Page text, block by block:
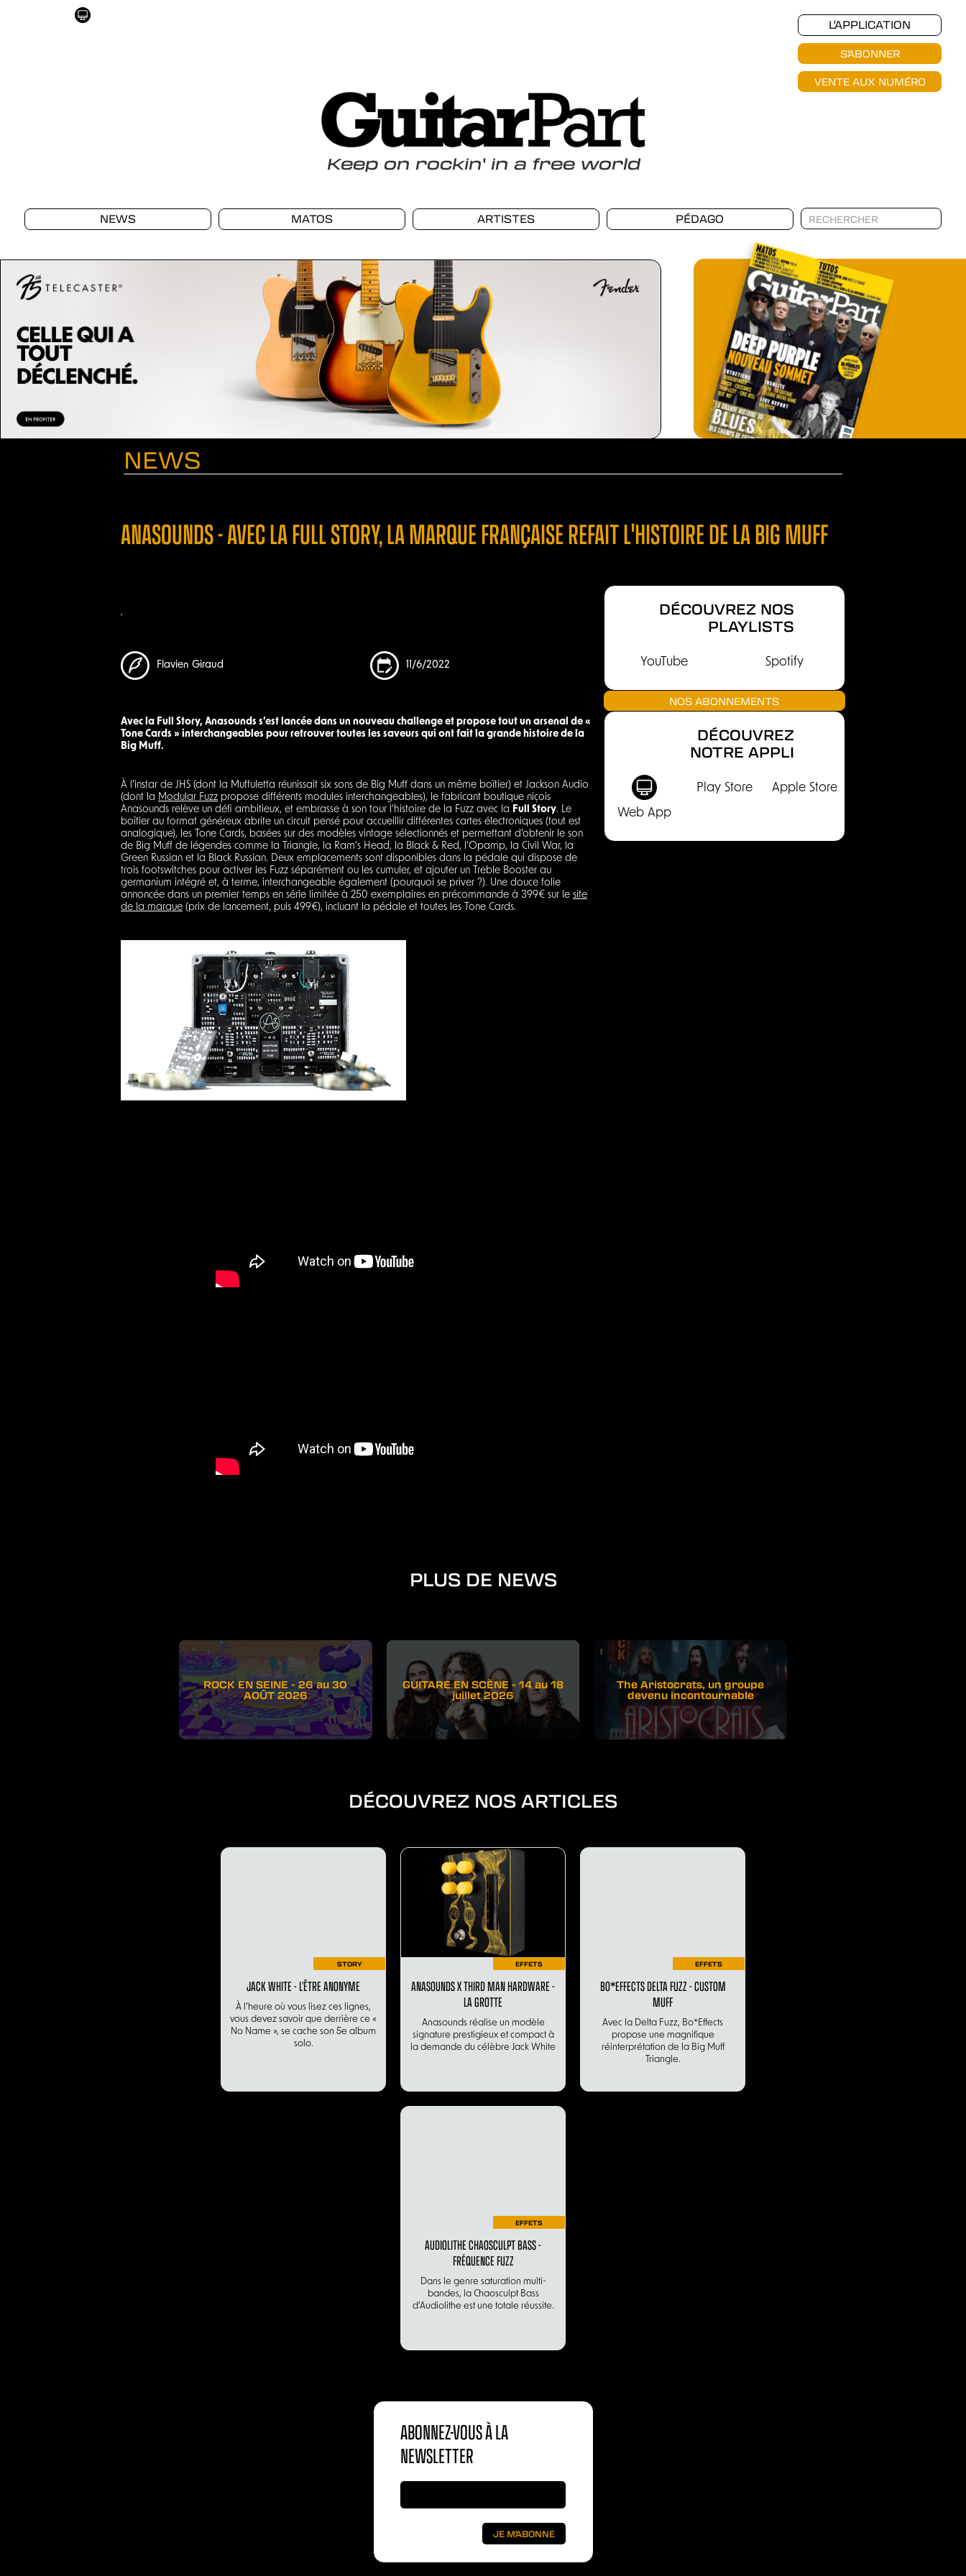
L'APPLICATION
S'ABONNER
VENTE AUX NUMÉRO
Keepon rockin' in a free world
NEWS MATOS ARTISTES PÉDAGO
NEWS
ANASOUNDS - AVEC LA FULL STORY, LA MARQUE FRANÇAISE REFAIT L'HISTOIRE DE LA BIG MUFF
Flavien Giraud 11/6/2022
Avec la Full Story, Anasounds s’est lancée dans un nouveau challenge et propose tout un arsenal de «
Tone Cards » interchangeables pour retrouver toutes les saveurs qui ont fait la grande histoire de la
Big Muff.
À l’instar de JHS (dont la Muffuletta réunissait six sons de Big Muff dans un même boîtier) et Jackson Audio
(dont la Modular Fuzz propose différents modules interchangeables), le fabricant boutique niçois
Anasounds relève un défi ambitieux, et embrasse à son tour l’histoire de la Fuzz avec la Full Story. Le
boîtier au format généreux abrite un circuit pensé pour accueillir différentes cartes électroniques (tout est
analogique), les Tone Cards, basées sur des modèles vintage sélectionnés et permettant d’obtenir le son
de Big Muff de légendes comme la Triangle, la Ram’s Head, la Black & Red, l’Opamp, la Civil War, la
Green Russian et la Black Russian. Deux emplacements sont disponibles dans la pédale qui dispose de
trois footswitches pour activer les Fuzz séparément ou les cumuler, et ajouter un Treble Booster au
germanium intégré et, à terme, interchangeable également (pourquoi se priver ?). Une douce folie
annoncée dans un premier temps en série limitée à 250 exemplaires en précommande à 399€ sur le site
de la marque (prix de lancement, puis 499€), incluant la pédale et toutes les Tone Cards.
DÉCOUVREZ NOS
PLAYLISTS
YouTube Spotify
NOS ABONNEMENTS
DÉCOUVREZ
NOTRE APPLI
Web App
Play Store Apple Store
PLUS DE NEWS
ROCK EN SEINE - 26 au 30
AOÛT 2026
GUITARE EN SCÈNE - 14 au 18
juillet 2026
The Aristocrats, un groupe
devenu incontournable
DÉCOUVREZ NOS ARTICLES
STORY
JACK WHITE - L’ÊTRE ANONYME
À l’heure où vous lisez ces lignes,
vous devez savoir que derrière ce «
No Name », se cache son 5e album
solo.
EFFETS
ANASOUNDS X THIRD MAN HARDWARE -
LA GROTTE
Anasounds réalise un modèle
signature prestigieux et compact à
la demande du célèbre Jack White
EFFETS
BO*EFFECTS DELTA FUZZ - CUSTOM
MUFF
Avec la Delta Fuzz, Bo*Effects
propose une magnifique
réinterprétation de la Big Muff
Triangle.
EFFETS
AUDIOLITHE CHAOSCULPT BASS -
FRÉQUENCE FUZZ
Dans le genre saturation multi-
bandes, la Chaosculpt Bass
d’Audiolithe est une totale réussite.‍
ABONNEZ-VOUS À LA
NEWSLETTER